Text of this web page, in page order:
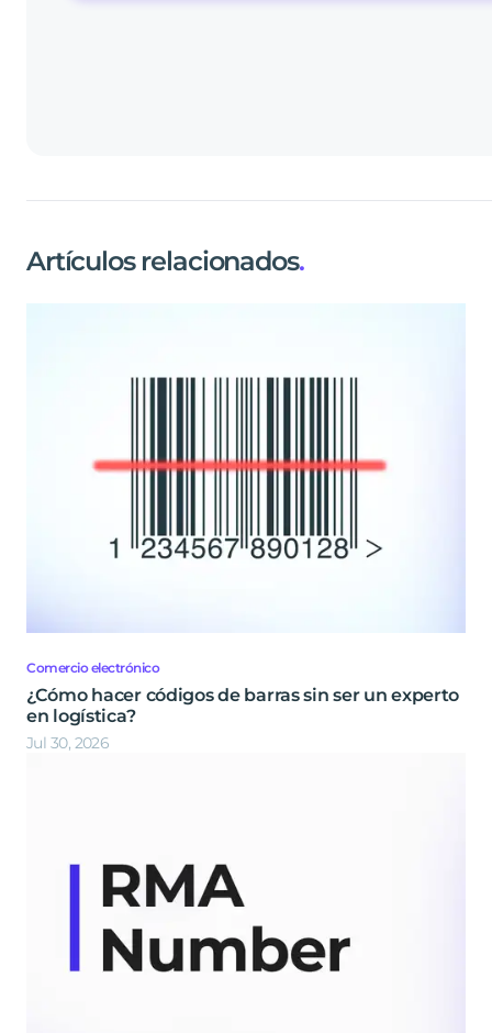
Artículos relacionados.
Comercio electrónico
¿Cómo hacer códigos de barras sin ser un experto
en logística?
Jul 30, 2026